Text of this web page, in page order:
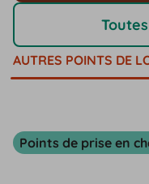
AUTRES POINTS DE
Points de prise en